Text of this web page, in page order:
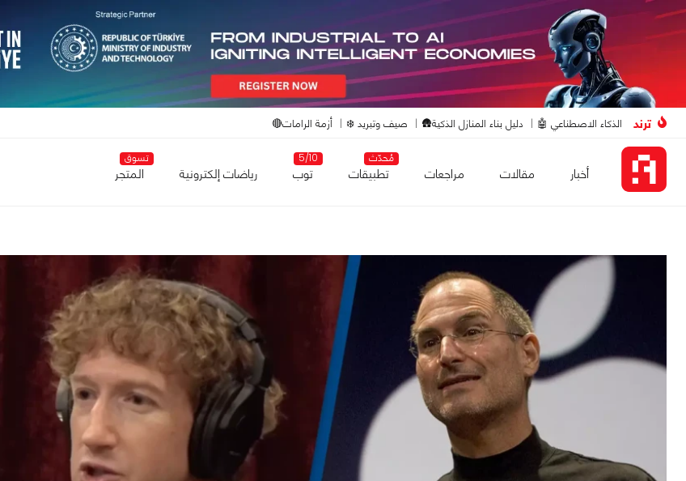
ترند الذكاء الاصطناعي 🤖 دليل بناء المنازل الذكية🛖 صيف وتبريد ❄️ أزمة الرامات🔴
أخبار مقالات مراجعات
مُحدّث
تطبيقات
5/10
توب رياضات إلكترونية
تسوق
المتجر